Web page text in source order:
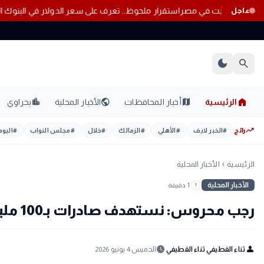
عاجل
أسعار الذهب اليوم السبت في مصراستقرار ملحوظ.. تعرف على سعر
search
dark_mode
home الرئيسية mapأخبار المحافظات publicالأخبار المحلية location_cityبحراوي
trending_upرائج #الخبر لايف #الأهلي #الزمالك #خلال #مجلس النواب #
الرئيسية chevron_left الأخبار المحلية
الأخبار المحلية 1 1 دقيقة
رجب محروس: نستهدف صادرات بـ100 مليار دولار بحلول 2030
person ثناء القطيفي ثناء القطيفي schedule الخميس 4 يونيو 2026